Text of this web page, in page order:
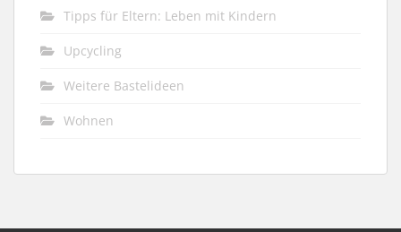
Tipps für Eltern: Leben mit Kindern
Upcycling
Weitere Bastelideen
Wohnen